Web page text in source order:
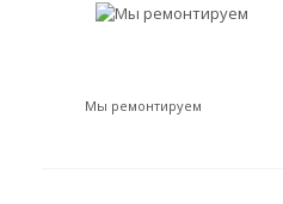
Мы ремонтируем